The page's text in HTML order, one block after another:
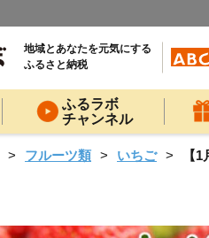
地域とあなたを元気にする
ふるさと納税
ふるラボ
チャンネル
フルーツ類 いちご 【